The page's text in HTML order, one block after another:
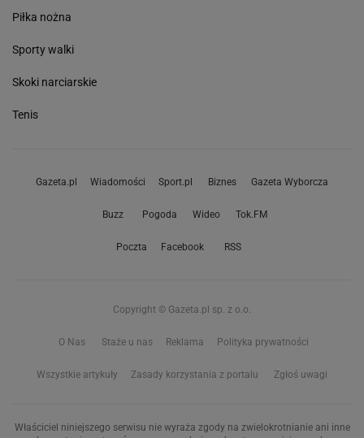
Piłka nożna
Sporty walki
Skoki narciarskie
Tenis
Gazeta.pl Wiadomości Sport.pl Biznes Gazeta Wyborcza
Buzz Pogoda Wideo Tok.FM
Poczta Facebook RSS
Copyright © Gazeta.pl sp. z o.o.
O Nas Staże u nas Reklama Polityka prywatności
Wszystkie artykuły Zasady korzystania z portalu Zgłoś uwagi
Właściciel niniejszego serwisu nie wyraża zgody na zwielokrotnianie ani inne